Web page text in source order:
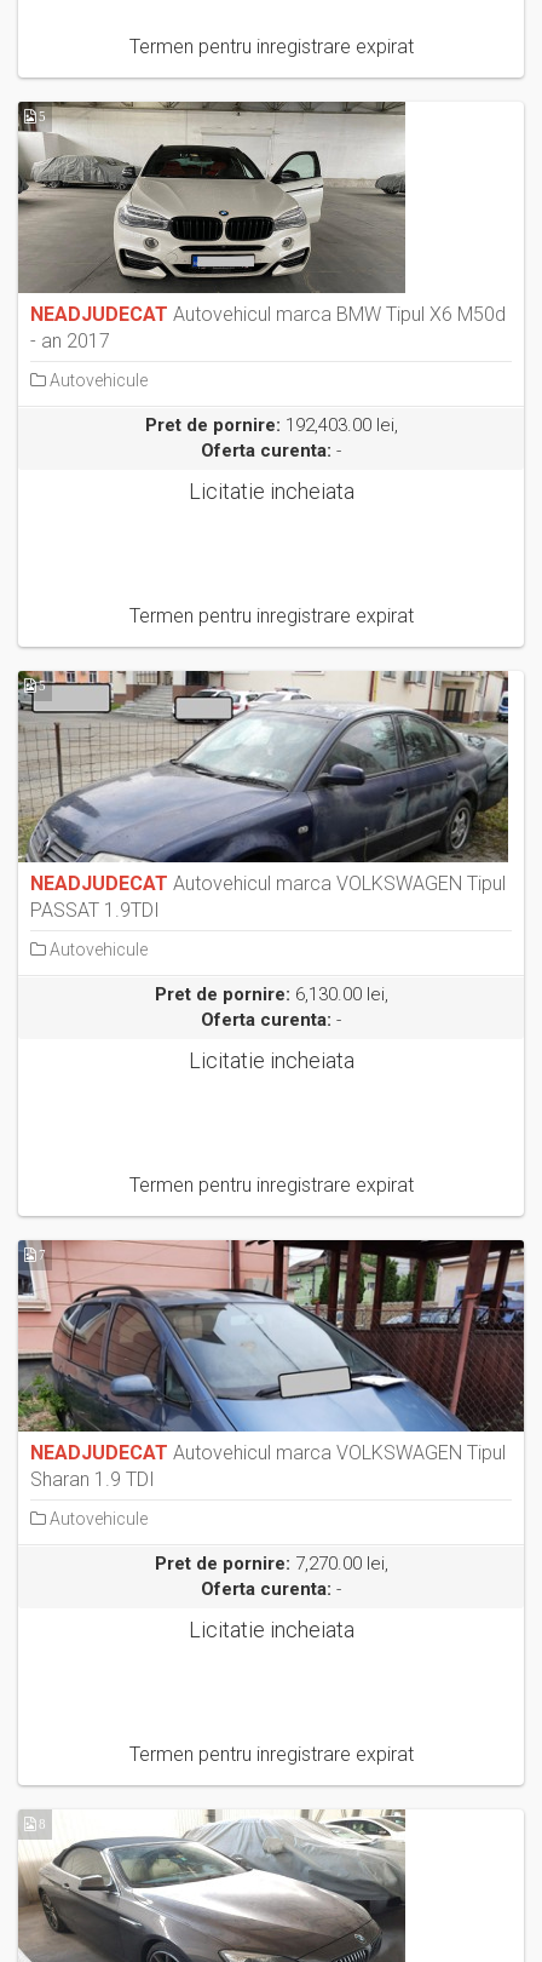
Termen pentru inregistrare expirat
5
NEADJUDECAT Autovehicul marca BMW Tipul X6 M50d
- an 2017
Autovehicule
Pret de pornire: 192,403.00 lei,
Oferta curenta: -
Licitatie incheiata
Termen pentru inregistrare expirat
5
NEADJUDECAT Autovehicul marca VOLKSWAGEN Tipul
PASSAT 1.9TDI
Autovehicule
Pret de pornire: 6,130.00 lei,
Oferta curenta: -
Licitatie incheiata
Termen pentru inregistrare expirat
7
NEADJUDECAT Autovehicul marca VOLKSWAGEN Tipul
Sharan 1.9 TDI
Autovehicule
Pret de pornire: 7,270.00 lei,
Oferta curenta: -
Licitatie incheiata
Termen pentru inregistrare expirat
8